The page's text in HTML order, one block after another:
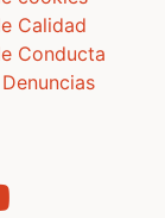
Calidad
Conducta